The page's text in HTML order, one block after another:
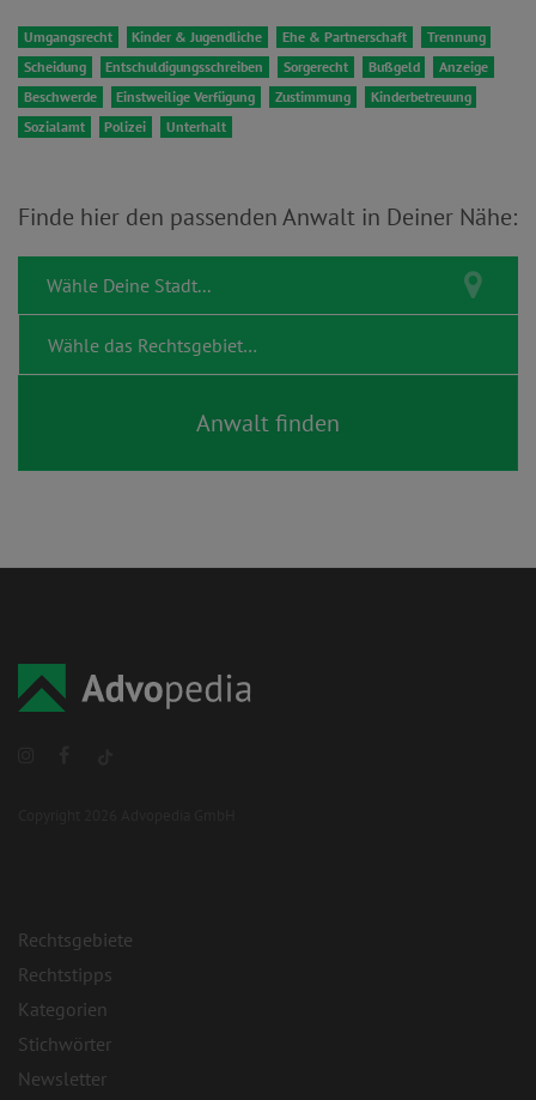
Umgangsrecht Kinder & Jugendliche Ehe & Partnerschaft
Trennung
Scheidung
Entschuldigungsschreiben Sorgerecht Bußgeld
Anzeige
Beschwerde
Einstweilige Verfügung Zustimmung
Kinderbetreuung
Sozialamt
Polizei Unterhalt
Finde hier den passenden Anwalt in Deiner Nähe:
Rechtsgebiete
Rechtstipps
Kategorien
Stichwörter
Newsletter